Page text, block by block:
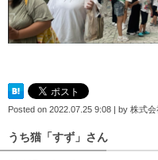
Posted on 2022.07.25 9:08 | by 株式会
うち猫「すず」さん